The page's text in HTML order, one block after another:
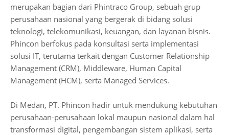
merupakan bagian dari Phintraco Group, sebuah grup
perusahaan nasional yang bergerak di bidang solusi
teknologi, telekomunikasi, keuangan, dan layanan bisnis.
Phincon berfokus pada konsultasi serta implementasi
solusi IT, terutama terkait dengan Customer Relationship
Management (CRM), Middleware, Human Capital
Management (HCM), serta Managed Services.
Di Medan, PT. Phincon hadir untuk mendukung kebutuhan
perusahaan-perusahaan lokal maupun nasional dalam hal
transformasi digital, pengembangan sistem aplikasi, serta